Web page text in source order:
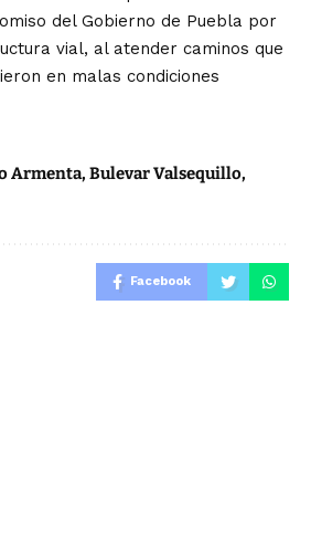
del Gobierno de Puebla por
vial, al atender caminos que
en malas condiciones
Armenta, Bulevar Valsequillo,
Facebook